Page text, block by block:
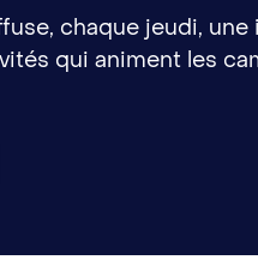
chaque jeudi,
qui animent les